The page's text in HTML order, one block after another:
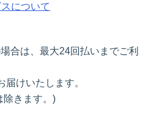
について
合は、最大24回払いまでご利
届けいたします。
除きます。)